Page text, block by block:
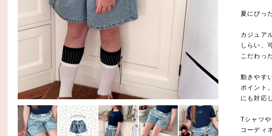
夏にぴっ
カジュア
しらい、
こだわっ
動きやす
ポイント
にも対応
Tシャツ
コーディ